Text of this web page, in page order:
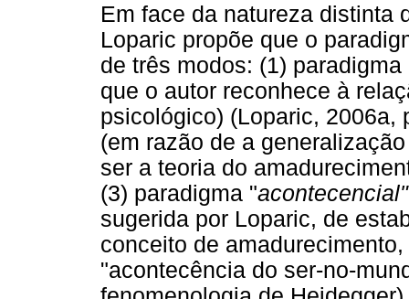
Em face da natureza distinta
Loparic propõe que o
de três modos: (1) paradigma
que o autor reconhece à
psicológico) (Loparic, 2006a,
(em razão de a
ser a teoria do
(3) paradigma "acontecencial"
sugerida por Loparic, de
conceito de
"acontecência do ser-no-